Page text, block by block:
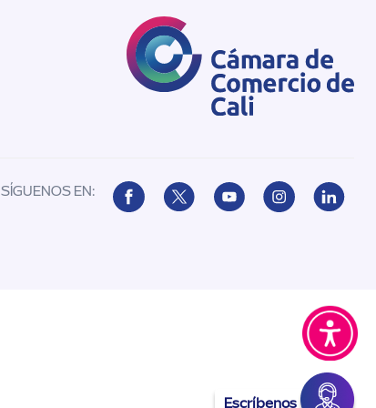
Escríbenos
SÍGUENOS EN: